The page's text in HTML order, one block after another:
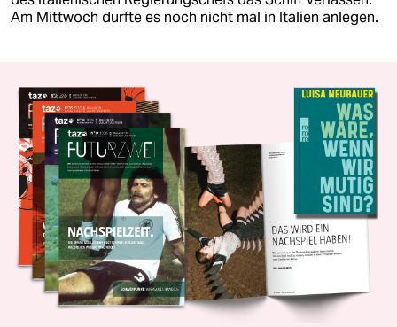
Am Mittwoch durfte es noch nicht mal in Italien anlegen.